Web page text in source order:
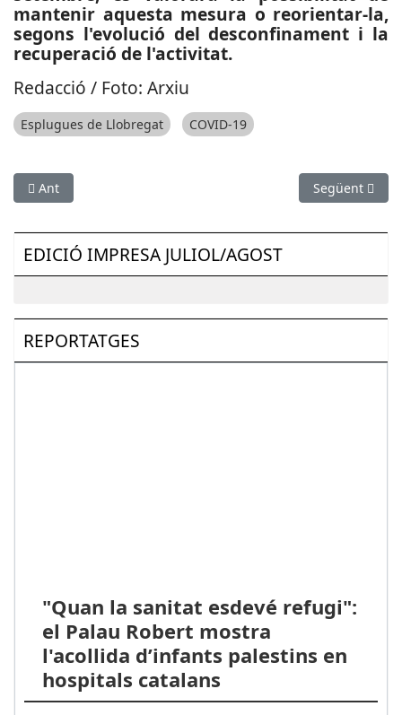
mantenir aquesta mesura o reorientar-la,
segons l'evolució del desconfinament i la
recuperació de l'activitat.
Redacció / Foto: Arxiu
Esplugues de Llobregat COVID-19
Article anterior: CRISI COVID-19: Reinici de les obres de
Ant Article
Següent
EDICIÓ IMPRESA JULIOL/AGOST
REPORTATGES
"Quan la sanitat esdevé refugi":
el Palau Robert mostra
l'acollida d’infants palestins en
hospitals catalans